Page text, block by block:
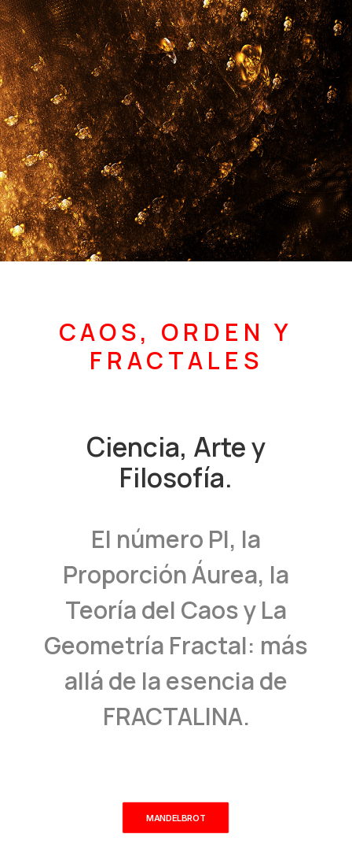
CAOS, ORDEN Y
FRACTALES
Ciencia, Arte y
Filosofía.
El número PI, la
Proporción Áurea, la
Teoría del Caos y La
Geometría Fractal: más
allá de la esencia de
FRACTALINA.
MANDELBROT